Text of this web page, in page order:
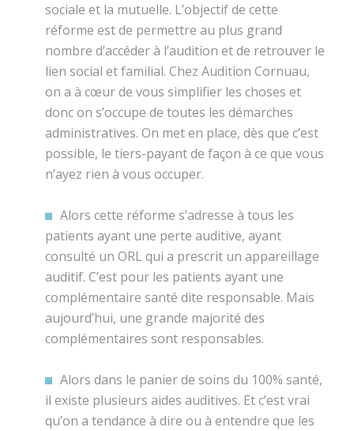
sociale et la mutuelle. L’objectif de cette
réforme est de permettre au plus grand
nombre d’accéder à l’audition et de retrouver le
lien social et familial. Chez Audition Cornuau,
on a à cœur de vous simplifier les choses et
donc on s’occupe de toutes les démarches
administratives. On met en place, dès que c’est
possible, le tiers-payant de façon à ce que vous
n’ayez rien à vous occuper.
Alors cette réforme s’adresse à tous les
patients ayant une perte auditive, ayant
consulté un ORL qui a prescrit un appareillage
auditif. C’est pour les patients ayant une
complémentaire santé dite responsable. Mais
aujourd’hui, une grande majorité des
complémentaires sont responsables.
Alors dans le panier de soins du 100% santé,
il existe plusieurs aides auditives. Et c’est vrai
qu’on a tendance à dire ou à entendre que les